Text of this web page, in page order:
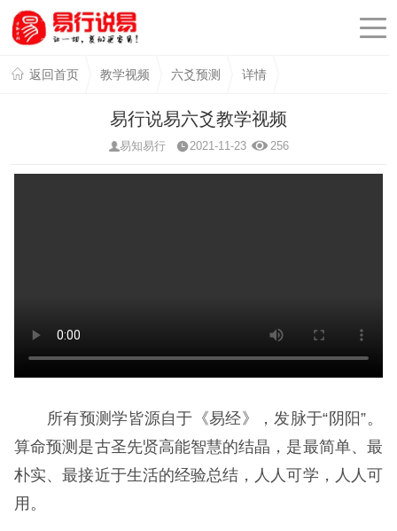
返回首页 教学视频 六爻预测 详情
易行说易六爻教学视频
易知易行 2021-11-23 256
所有预测学皆源自于《易经》，发脉于“阴阳”。
算命预测是古圣先贤高能智慧的结晶，是最简单、最
朴实、最接近于生活的经验总结，人人可学，人人可
用。